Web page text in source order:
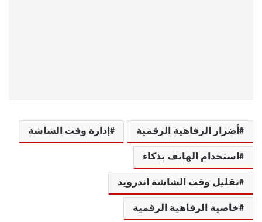
أضرار الرفاهية الرقمية إدارة وقت الشاشة
استخدام الهاتف بذكاء
تقليل وقت الشاشة اندرويد
خاصية الرفاهية الرقمية